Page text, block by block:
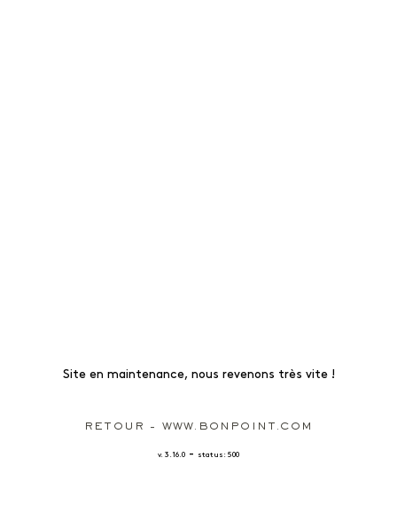
Site en maintenance, nous revenons très vite !
RETOUR - WWW.BONPOINT.COM
v. 3.16.0 - status: 500